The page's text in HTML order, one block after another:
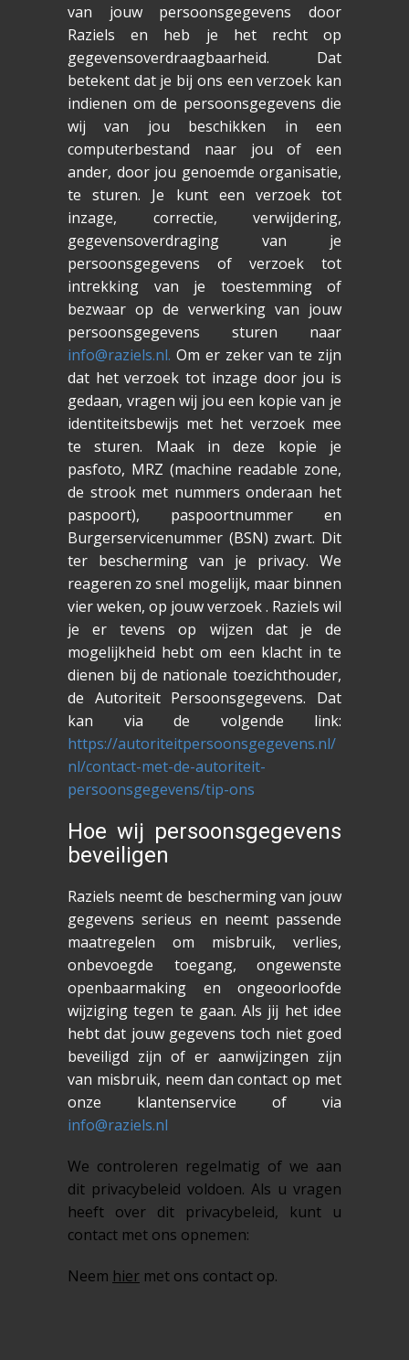
van jouw persoonsgegevens door
Raziels en heb je het recht op
gegevensoverdraagbaarheid. Dat
betekent dat je bij ons een verzoek kan
indienen om de persoonsgegevens die
wij van jou beschikken in een
computerbestand naar jou of een
ander, door jou genoemde organisatie,
te sturen. Je kunt een verzoek tot
inzage, correctie, verwijdering,
gegevensoverdraging van je
persoonsgegevens of verzoek tot
intrekking van je toestemming of
bezwaar op de verwerking van jouw
persoonsgegevens sturen naar
info@raziels.nl. Om er zeker van te zijn
dat het verzoek tot inzage door jou is
gedaan, vragen wij jou een kopie van je
identiteitsbewijs met het verzoek mee
te sturen. Maak in deze kopie je
pasfoto, MRZ (machine readable zone,
de strook met nummers onderaan het
paspoort), paspoortnummer en
Burgerservicenummer (BSN) zwart. Dit
ter bescherming van je privacy. We
reageren zo snel mogelijk, maar binnen
vier weken, op jouw verzoek . Raziels wil
je er tevens op wijzen dat je de
mogelijkheid hebt om een klacht in te
dienen bij de nationale toezichthouder,
de Autoriteit Persoonsgegevens. Dat
kan via de volgende link:
https://autoriteitpersoonsgegevens.nl/
nl/contact-met-de-autoriteit-
persoonsgegevens/tip-ons
Hoe wij persoonsgegevens
beveiligen
Raziels neemt de bescherming van jouw
gegevens serieus en neemt passende
maatregelen om misbruik, verlies,
onbevoegde toegang, ongewenste
openbaarmaking en ongeoorloofde
wijziging tegen te gaan. Als jij het idee
hebt dat jouw gegevens toch niet goed
beveiligd zijn of er aanwijzingen zijn
van misbruik, neem dan contact op met
onze klantenservice of via
info@raziels.nl
We controleren regelmatig of we aan
dit privacybeleid voldoen. Als u vragen
heeft over dit privacybeleid, kunt u
contact met ons opnemen:
Neem hier met ons contact op.